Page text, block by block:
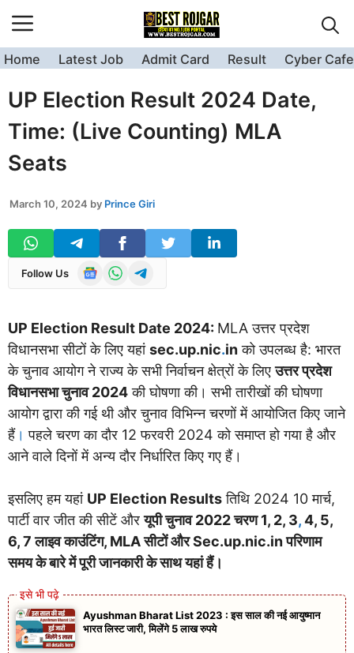
to
content
Home Latest Job Admit Card Result Cyber Cafe
UP Election Result 2024 Date,
Time: (Live Counting) MLA
Seats
March 10, 2024 by Prince Giri
Follow Us
UP Election Result Date 2024: MLA उत्तर प्रदेश
विधानसभा सीटों के लिए यहांsec.up.nic.inको उपलब्ध है: भारत
के चुनाव आयोग ने राज्य के सभी निर्वाचन क्षेत्रों के लिएउत्तर प्रदेश
विधानसभा चुनाव 2024की घोषणा की। सभी तारीखों की घोषणा
आयोग द्वारा की गई थी और चुनाव विभिन्न चरणों में आयोजित किए जाने
हैं। पहले चरण का दौर 12 फरवरी 2024 को समाप्त हो गया है और
आने वाले दिनों में अन्य दौर निर्धारित किए गए हैं।
इसलिए हम यहां UP Election Resultsतिथि 2024 10 मार्च,
पार्टी वार जीत की सीटें औरयूपी चुनाव 2022 चरण 1, 2, 3,4, 5,
6, 7 लाइव काउंटिंग, MLA सीटों और Sec.up.nic.in परिणाम
समय के बारे में पूरी जानकारी के साथ यहां हैं।
Ayushman Bharat List 2023 : इस साल की नई आयुष्मान
भारत लिस्ट जारी, मिलेंगे 5 लाख रुपये